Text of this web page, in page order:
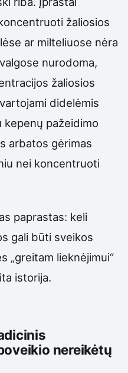
žaliosios
ar milteliuose nėra
nurodoma,
žaliosios
didelėmis
kepenų pažeidimo
arbatos gėrimas
nei koncentruoti
paprastas: keli
gali būti sveikos
„greitam lieknėjimui“
istorija.
nereikėtų